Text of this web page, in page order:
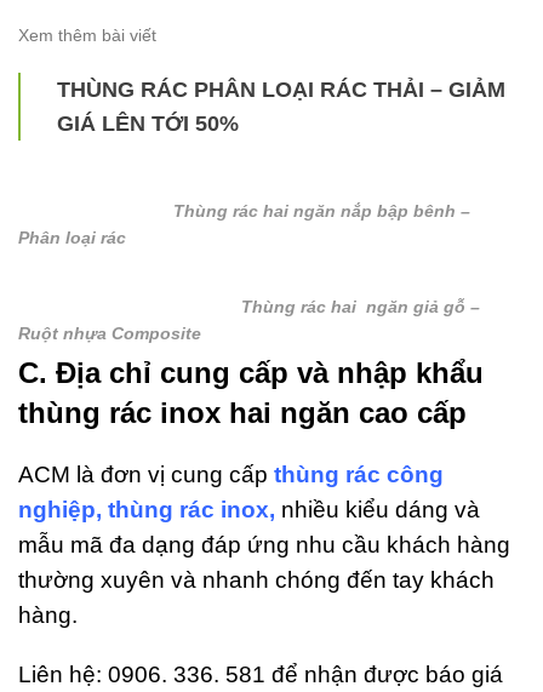
Xem thêm bài viết
THÙNG RÁC PHÂN LOẠI RÁC THẢI – GIẢM
GIÁ LÊN TỚI 50%
Thùng rác hai ngăn nắp bập bênh –
Phân loại rác
Thùng rác hai ngăn giả gỗ –
Ruột nhựa Composite
C. Địa chỉ cung cấp và nhập khẩu
thùng rác inox hai ngăn cao cấp
ACM là đơn vị cung cấp thùng rác công
nghiệp, thùng rác inox, nhiều kiểu dáng và
mẫu mã đa dạng đáp ứng nhu cầu khách hàng
thường xuyên và nhanh chóng đến tay khách
hàng.
Liên hệ: 0906. 336. 581 để nhận được báo giá